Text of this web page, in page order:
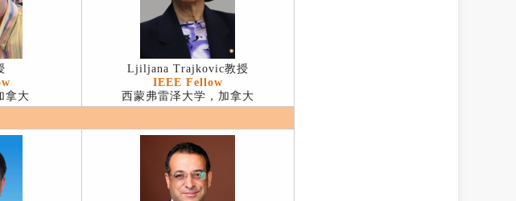
拿大
Ljiljana Trajkovic教授
IEEE Fellow
西蒙弗雷泽大学，加拿大